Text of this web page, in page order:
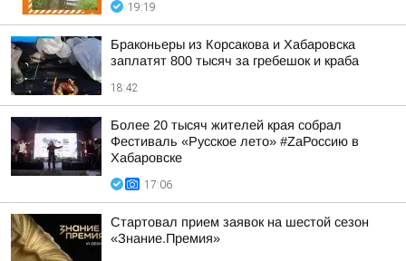
19:19
Браконьеры из Корсакова и Хабаровска
заплатят 800 тысяч за гребешок и краба
18:42
Более 20 тысяч жителей края собрал
Фестиваль «Русское лето» #ZaРоссию в
Хабаровске
17:06
Стартовал прием заявок на шестой сезон
«Знание.Премия»